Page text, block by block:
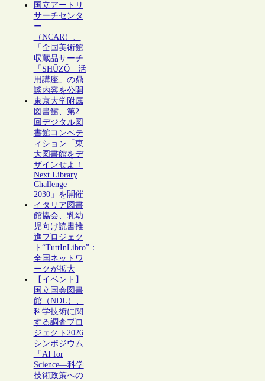
国立アートリ
サーチセンタ
ー
（NCAR）、
「全国美術館
収蔵品サーチ
「SHŪZŌ」活
用講座」の鼎
談内容を公開
東京大学附属
図書館、第2
回デジタル図
書館コンペテ
ィション「東
大図書館をデ
ザインせよ！
Next Library
Challenge
2030」を開催
イタリア図書
館協会、乳幼
児向け読書推
進プロジェク
ト“TuttInLibro”：
全国ネットワ
ークが拡大
【イベント】
国立国会図書
館（NDL）、
科学技術に関
する調査プロ
ジェクト2026
シンポジウム
「AI for
Science―科学
技術政策への